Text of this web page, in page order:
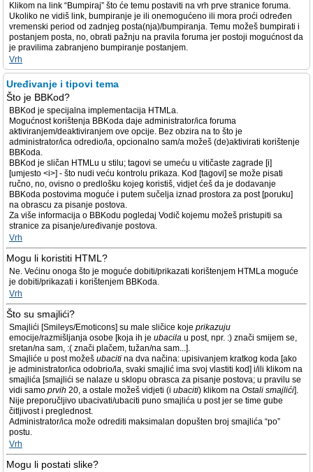
Klikom na link “Bumpiraj” što će temu postaviti na vrh prve stranice foruma.
Ukoliko ne vidiš link, bumpiranje je ili onemogućeno ili mora proći određen
vremenski period od zadnjeg posta(nja)/bumpiranja. Temu možeš bumpirati i
postanjem posta, no, obrati pažnju na pravila foruma jer postoji mogućnost da
je pravilima zabranjeno bumpiranje postanjem.
Vrh
Uređivanje i tipovi tema
Što je BBKod?
BBKod je specijalna implementacija HTMLa.
Mogućnost korištenja BBKoda daje administrator/ica foruma
aktiviranjem/deaktiviranjem ove opcije. Bez obzira na to što je
administrator/ica odredio/la, opcionalno sam/a možeš (de)aktivirati korištenje
BBKoda.
BBKod je sličan HTMLu u stilu; tagovi se umeću u vitičaste zagrade [i]
[umjesto <i>] - što nudi veću kontrolu prikaza. Kod [tagovi] se može pisati
ručno, no, ovisno o predlošku kojeg koristiš, vidjet ćeš da je dodavanje
BBKoda postovima moguće i putem sučelja iznad prostora za post [poruku]
na obrascu za pisanje postova.
Za više informacija o BBKodu pogledaj Vodič kojemu možeš pristupiti sa
stranice za pisanje/uređivanje postova.
Vrh
Mogu li koristiti HTML?
Ne. Većinu onoga što je moguće dobiti/prikazati korištenjem HTMLa moguće
je dobiti/prikazati i korištenjem BBKoda.
Vrh
Što su smajlići?
Smajlići [Smileys/Emoticons] su male sličice koje prikazuju
emocije/razmišljanja osobe [koja ih je ubacila u post, npr. :) znači smijem se,
sretan/na sam, :( znači plačem, tužan/na sam...].
Smajliće u post možeš ubaciti na dva načina: upisivanjem kratkog koda [ako
je administrator/ica odobrio/la, svaki smajlić ima svoj vlastiti kod] i/ili klikom na
smajlića [smajlići se nalaze u sklopu obrasca za pisanje postova; u pravilu se
vidi samo prvih 20, a ostale možeš vidjeti (i ubaciti) klikom na Ostali smajlići].
Nije preporučljivo ubacivati/ubaciti puno smajlića u post jer se time gube
čitljivost i preglednost.
Administrator/ica može odrediti maksimalan dopušten broj smajlića “po”
postu.
Vrh
Mogu li postati slike?